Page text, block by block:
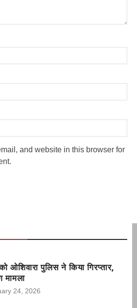
and website in this browser for
ओशिवारा पुलिस ने किया गिरप्तार,
मामला
24, 2026